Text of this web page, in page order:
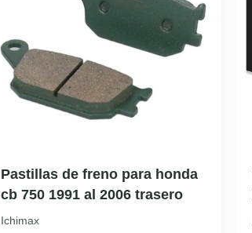
Pastillas de freno para honda
cb 750 1991 al 2006 trasero
Ichimax